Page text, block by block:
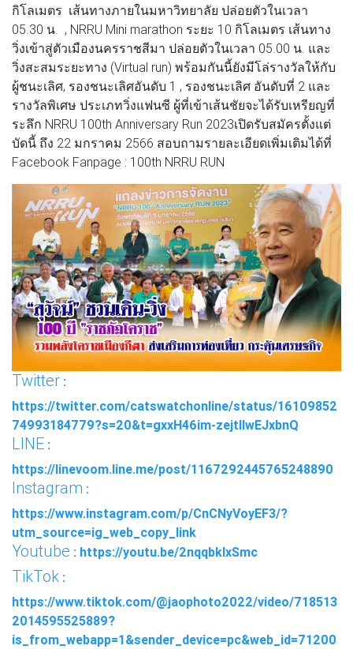
กิโลเมตร เส้นทางภายในมหาวิทยาลัย ปล่อยตัวในเวลา
05.30 น. , NRRU Mini marathon ระยะ 10 กิโลเมตร เส้นทาง
วิ่งเข้าสู่ตัวเมืองนครราชสีมา ปล่อยตัวในเวลา 05.00 น. และ
วิ่งสะสมระยะทาง (Virtual run) พร้อมกันนี้ยังมีโล่รางวัลให้กับ
ผู้ชนะเลิศ, รองชนะเลิศอันดับ 1 , รองชนะเลิศ อันดับที่ 2 และ
รางวัลพิเศษ ประเภทวิ่งแฟนซี ผู้ที่เข้าเส้นชัยจะได้รับเหรียญที่
ระลึก NRRU 100th Anniversary Run 2023เปิดรับสมัครตั้งแต่
บัดนี้ ถึง 22 มกราคม 2566 สอบถามรายละเอียดเพิ่มเติมได้ที่
Facebook Fanpage : 100th NRRU RUN
Twitter :
https://twitter.com/catswatchonline/status/16109852
74993184779?s=20&t=gxxH46im-zejtllwEJxbnQ
LINE :
https://linevoom.line.me/post/1167292445765248890
Instagram :
https://www.instagram.com/p/CnCNyVoyEF3/?
utm_source=ig_web_copy_link
Youtube : https://youtu.be/2nqqbklxSmc
TikTok :
https://www.tiktok.com/@jaophoto2022/video/718513
2014595525889?
is_from_webapp=1&sender_device=pc&web_id=71200